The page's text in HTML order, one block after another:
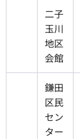
二子
玉川
地区
会館
鎌田
区民
セン
ター